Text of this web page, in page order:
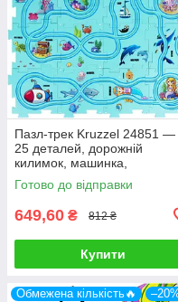
Пазл-трек Kruzzel 24851 —
25 деталей, дорожній
килимок, машинка,
навчальний
Готово до відправки
649,60 ₴ 812 ₴
Купити
Обмежена кількість🔥